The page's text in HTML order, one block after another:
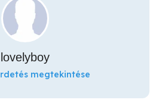
lovelyboy
megtekintése